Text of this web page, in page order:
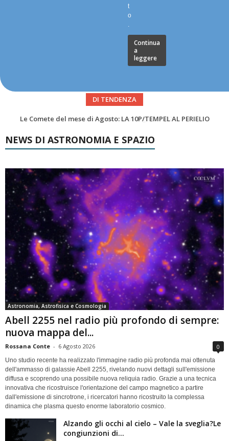
t
o
.
Continua
a
leggere
DI TENDENZA
Asteroidi del mese Agosto 2026
NEWS DI ASTRONOMIA E SPAZIO
Astronomia, Astrofisica e Cosmologia
Abell 2255 nel radio più profondo di sempre:
nuova mappa del...
Rossana Conte - 6 Agosto 2026 0
Uno studio recente ha realizzato l'immagine radio più profonda mai ottenuta
dell'ammasso di galassie Abell 2255, rivelando nuovi dettagli sull'emissione
diffusa e scoprendo una possibile nuova reliquia radio. Grazie a una tecnica
innovativa che ricostruisce l'orientazione del campo magnetico a partire
dall'emissione di sincrotrone, i ricercatori hanno ricostruito la complessa
dinamica che plasma questo enorme laboratorio cosmico.
Alzando gli occhi al cielo – Vale la sveglia?Le
congiunzioni di...